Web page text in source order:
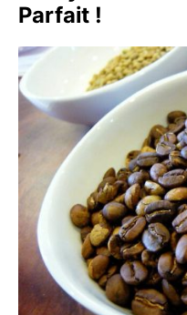
Parfait !